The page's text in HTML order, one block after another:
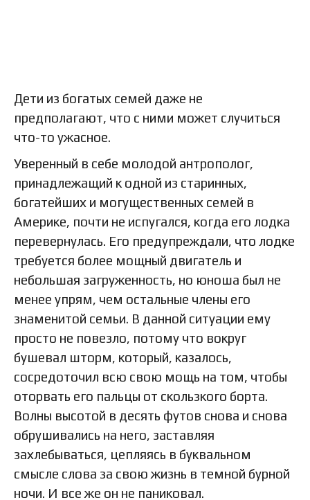
Дети из богатых семей даже не
предполагают, что с ними может случиться
что-то ужасное.
Уверенный в себе молодой антрополог,
принадлежащий к одной из старинных,
богатейших и могущественных семей в
Америке, почти не испугался, когда его лодка
перевернулась. Его предупреждали, что лодке
требуется более мощный двигатель и
небольшая загруженность, но юноша был не
менее упрям, чем остальные члены его
знаменитой семьи. В данной ситуации ему
просто не повезло, потому что вокруг
бушевал шторм, который, казалось,
сосредоточил всю свою мощь на том, чтобы
оторвать его пальцы от скользкого борта.
Волны высотой в десять футов снова и снова
обрушивались на него, заставляя
захлебываться, цепляясь в буквальном
смысле слова за свою жизнь в темной бурной
ночи. И все же он не паниковал.